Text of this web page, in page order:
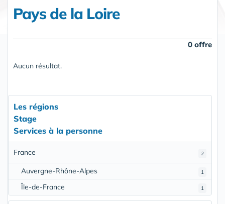
Pays de la Loire
0 offre
Aucun résultat.
Les régions
Stage
Services à la personne
2
France
1
Auvergne-Rhône-Alpes
1
Île-de-France